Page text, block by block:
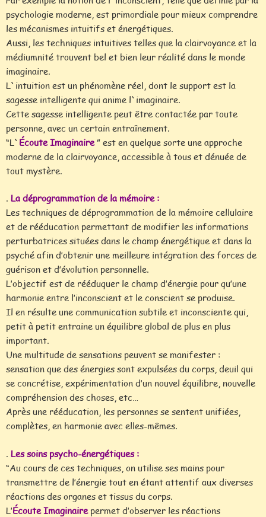
psychologie moderne, est primordiale pour mieux comprendre
les mécanismes intuitifs et énergétiques.
Aussi, les techniques intuitives telles que la clairvoyance et la
médiumnité trouvent bel et bien leur réalité dans le monde
imaginaire.
L`intuition est un phénomène réel, dont le support est la
sagesse intelligente qui anime l`imaginaire.
Cette sagesse intelligente peut être contactée par toute
personne, avec un certain entraînement.
“L` Écoute Imaginaire” est en quelque sorte une approche
moderne de la clairvoyance, accessible à tous et dénuée de
tout mystère.
. La déprogrammation de la mémoire :
Les techniques de déprogrammation de la mémoire cellulaire
et de rééducation permettant de modifier les informations
perturbatrices situées dans le champ énergétique et dans la
psyché afin d’obtenir une meilleure intégration des forces de
guérison et d’évolution personnelle.
L’objectif est de rééduquer le champ d’énergie pour qu’une
harmonie entre l’inconscient et le conscient se produise.
Il en résulte une communication subtile et inconsciente qui,
petit à petit entraine un équilibre global de plus en plus
important.
Une multitude de sensations peuvent se manifester :
sensation que des énergies sont expulsées du corps, deuil qui
se concrétise, expérimentation d’un nouvel équilibre, nouvelle
compréhension des choses, etc…
Après une rééducation, les personnes se sentent unifiées,
complètes, en harmonie avec elles-mêmes.
. Les soins psycho-énergétiques :
“Au cours de ces techniques, on utilise ses mains pour
transmettre de l’énergie tout en étant attentif aux diverses
réactions des organes et tissus du corps.
L’Écoute Imaginairepermet d’observer les réactions